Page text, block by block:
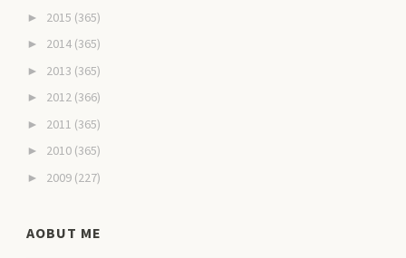
► 2015 (365)
► 2014 (365)
► 2013 (365)
► 2012 (366)
► 2011 (365)
► 2010 (365)
► 2009 (227)
AOBUT ME